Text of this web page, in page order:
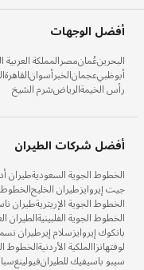
أفضل الوجهات
البحرينعُمانمصرالمملكة
أبوظبيعجمانالخبرأسوانالقاهرة
رأس الخيمةالرياضشرم الشيخ
أفضل شركات الطيران
الخطوط الجوية السعوديةطيران
جيت إيروايزطيران الخليجالخطوط
الخطوط الجوية الإريتريةطيران
الخطوط الجوية الفلبينيةالطيران
بانكوك إيروايزسلام إيرطيران
لوفتهانزاالملكية الأردنيةالخطوط
سيبو باسيفيك للطيرانفيولينغ